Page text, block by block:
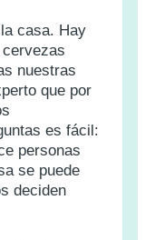
casa. Hay
nuestras
que por
es fácil:
personas
se puede
deciden